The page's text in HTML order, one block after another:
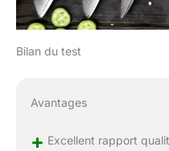
Bilan du test
Avantages
+ Excellent rapport